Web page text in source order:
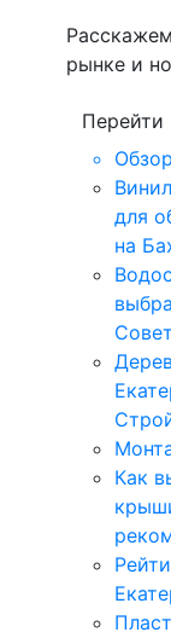
рынке и
Перейти
для
на
Как